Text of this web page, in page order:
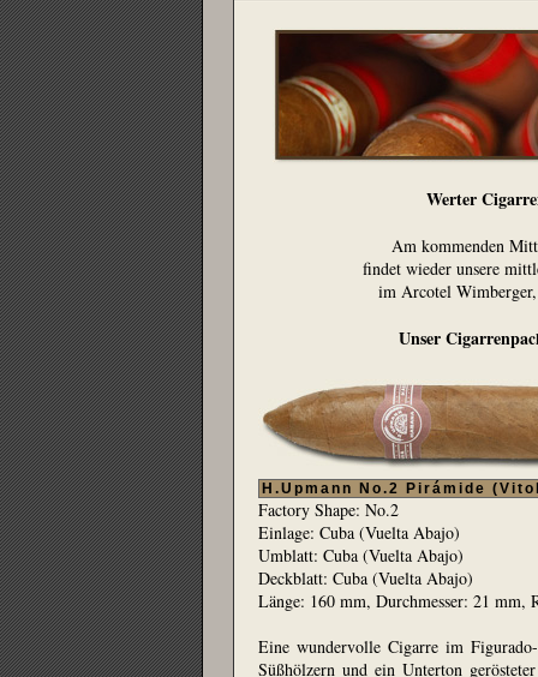
Werter
Am kommenden
findet wieder unsere
im Arcotel
Unser Cigarrenpa
H.Upmann No.2 Pirámide
Factory Shape: No.2
Einlage: Cuba (Vuelta Abajo)
Umblatt: Cuba (Vuelta Abajo)
Deckblatt: Cuba (Vuelta Abajo)
Länge: 160 mm, Durchmesser: 21 mm,
Eine wundervolle Cigarre im
Süßhölzern und ein Unterton